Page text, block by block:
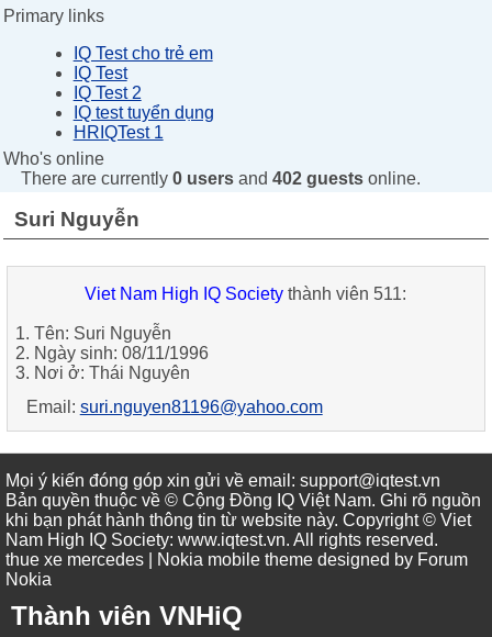
Primary links
IQ Test cho trẻ em
IQ Test
IQ Test 2
IQ test tuyển dụng
HRIQTest 1
Who's online
There are currently 0 usersand 402 guestsonline.
Suri Nguyễn
Viet Nam High IQ Society thành viên 511:
1. Tên: Suri Nguyễn
2. Ngày sinh: 08/11/1996
3. Nơi ở: Thái Nguyên
Email: suri.nguyen81196@yahoo.com
Mọi ý kiến đóng góp xin gửi về email: support@iqtest.vn
Bản quyền thuộc về © Cộng Đồng IQ Việt Nam. Ghi rõ nguồn
khi bạn phát hành thông tin từ website này. Copyright © Viet
Nam High IQ Society: www.iqtest.vn. All rights reserved.
thue xe mercedes | Nokia mobile theme designed by Forum
Nokia
Thành viên VNHiQ